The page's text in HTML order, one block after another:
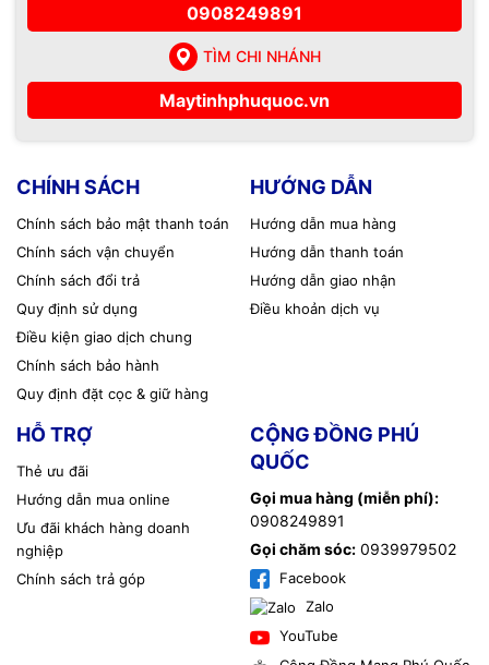
0908249891
TÌM CHI NHÁNH
Maytinhphuquoc.vn
CHÍNH SÁCH
Chính sách bảo mật thanh toán
Chính sách vận chuyển
Chính sách đổi trả
Quy định sử dụng
Điều kiện giao dịch chung
Chính sách bảo hành
Quy định đặt cọc & giữ hàng
HƯỚNG DẪN
Hướng dẫn mua hàng
Hướng dẫn thanh toán
Hướng dẫn giao nhận
Điều khoản dịch vụ
HỖ TRỢ
Thẻ ưu đãi
Hướng dẫn mua online
Ưu đãi khách hàng doanh
nghiệp
Chính sách trả góp
CỘNG ĐỒNG PHÚ
QUỐC
Gọi mua hàng (miễn phí):
0908249891
Gọi chăm sóc: 0939979502
Facebook
Zalo
YouTube